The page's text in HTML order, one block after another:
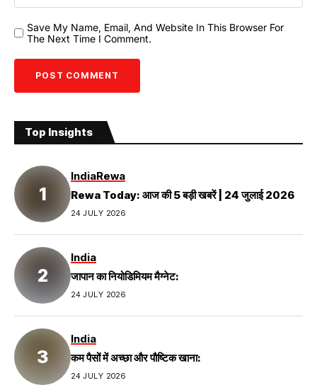
Save My Name, Email, And Website In This Browser For
The Next Time I Comment.
Top Insights
IndiaRewa
Rewa Today: आज की 5 बड़ी खबरें | 24 जुलाई 2026
24 JULY 2026
India
जापान का नियोडिमियम मैग्नेट:
24 JULY 2026
India
कम पैसों में अच्छा और पौष्टिक खाना:
24 JULY 2026